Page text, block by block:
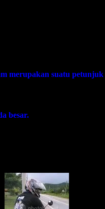
merupakan suatu
besar.